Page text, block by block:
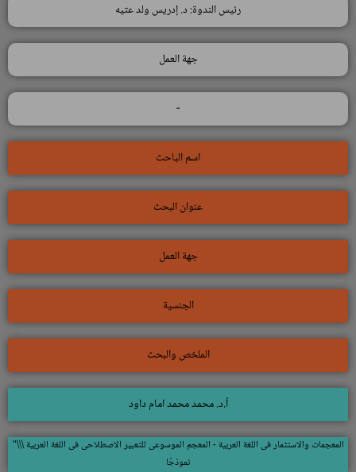
رئيس الندوة: د. إدريس ولد عتيه
جهة العمل
-
اسم الباحث
عنوان البحث
جهة العمل
الجنسية
الملخص والبحث
أ.د. محمد محمد امام داود
المعجمات والاستثمار فى اللغة العربية - المعجم الموسوعى للتعبير الاصطلاحى فى اللغة العربية \\\"
نموذجًا